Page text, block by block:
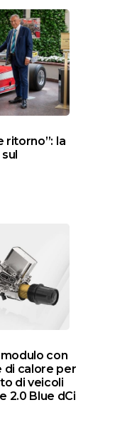
ritorno”: la
con
di calore per
di veicoli
2.0 Blue dCi